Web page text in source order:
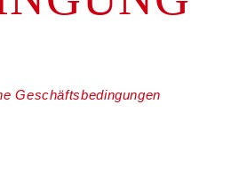
Geschäftsbedingungen